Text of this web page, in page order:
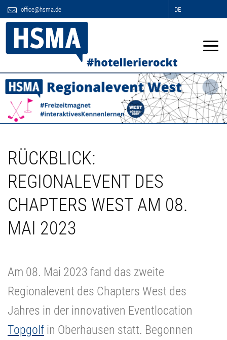
office@hsma.de DE
RÜCKBLICK:
REGIONALEVENT DES
CHAPTERS WEST AM 08.
MAI 2023
Am 08. Mai 2023 fand das zweite
Regionalevent des Chapters West des
Jahres in der innovativen Eventlocation
Topgolf in Oberhausen statt. Begonnen